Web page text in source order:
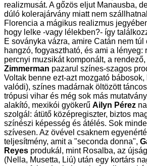
realizmusát. A gőzös eljut Manausba,
dúló kolerajárvány miatt nem
Florencia a mágikus realizmus
hogy lelke -vagy lélekben?- így
E soványka vázra, amire Catán nem túl
hangzó, fogyasztható, és ami a lényeg:
percnyi muzsikát komponált, a rendező,
Zimmerman pazarul színes-szagos
Voltak benne ezt-azt mozgató
valódi), színes madárnak öltözött
trópusi vihar és még sok más
alakító, mexikói gyökerű Ailyn Pérez
szolgál: átütő középregiszter, biztos
színészi képesség és átélés. Sok
szívesen. Az övével csaknem
teljesítmény, amit a "seconda donna",
Reyes produkál, mint Rosalba, az
(Nella, Musetta, Liú) után egy kortárs